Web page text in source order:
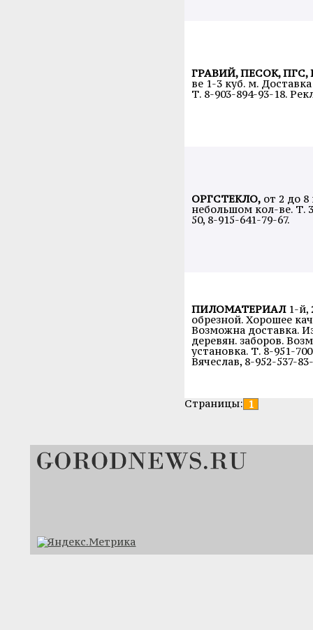
ГРАВИЙ, ПЕСОК, ПГС,
ве 1-3 куб. м.
Т. 8-903-894-93-18.
ОРГСТЕКЛО, от 2 до
небольшом кол-ве. Т.
50, 8-915-641-79-67.
ПИЛОМАТЕРИАЛ1-й,
обрезной. Хорошее
Возможна доставка.
деревян. заборов.
установка. Т. 8-951-
Вячеслав, 8-952-537-
Страницы: 1